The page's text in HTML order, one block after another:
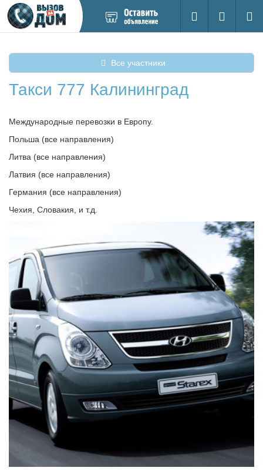
новое
Поиск
Вход на
Все участники
Такси 777 Калининград
Международные перевозки в Европу.
Польша (все направления)
Литва (все направления)
Латвия (все направления)
Германия (все направления)
Чехия, Словакия, и т.д.